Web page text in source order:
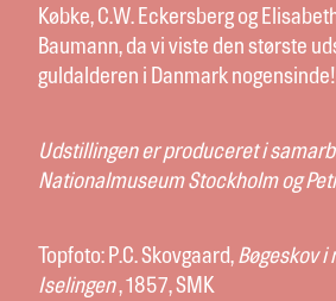
Købke, C.W. Eckersberg og
Baumann, da vi viste den største
guldalderen i Danmark nogensinde!
Udstillingen er produceret i
Nationalmuseum Stockholm og
Topfoto: P.C. Skovgaard, Bøgeskov i
Iselingen, 1857, SMK